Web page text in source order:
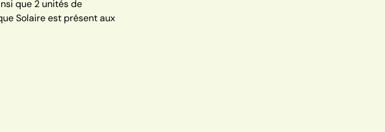
que 2 unités de
Solaire est présent aux